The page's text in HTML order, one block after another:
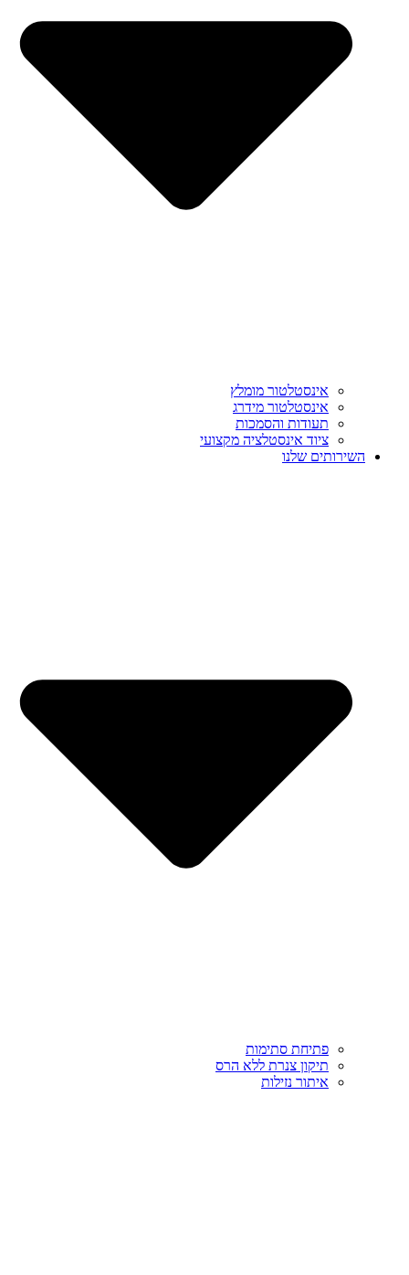
אינסטלטור מומלץ
אינסטלטור מידרג
תעודות והסמכות
ציוד אינסטלציה מקצועי
השירותים שלנו
פתיחת סתימות
תיקון צנרת ללא הרס
איתור נזילות